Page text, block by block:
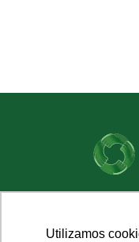
UtilizamosCEP: